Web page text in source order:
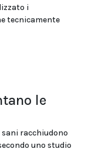
i
tecnicamente
le
racchiudono
uno studio